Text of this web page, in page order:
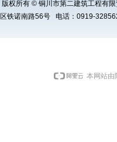
版权所有 © 铜川市第二建筑工程有
区铁诺南路56号 电话：0919-
本网站由